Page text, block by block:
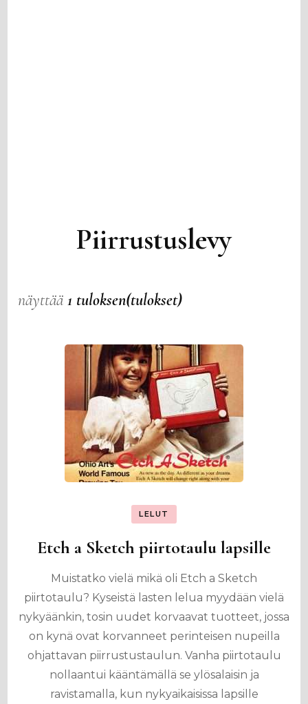
Piirrustuslevy
näyttää1 tuloksen(tulokset)
LELUT
Etch a Sketch piirtotaulu lapsille
Muistatko vielä mikä oli Etch a Sketch
piirtotaulu? Kyseistä lasten lelua myydään vielä
nykyäänkin, tosin uudet korvaavat tuotteet, jossa
on kynä ovat korvanneet perinteisen nupeilla
ohjattavan piirrustustaulun. Vanha piirtotaulu
nollaantui kääntämällä se ylösalaisin ja
ravistamalla, kun nykyaikaisissa lapsille